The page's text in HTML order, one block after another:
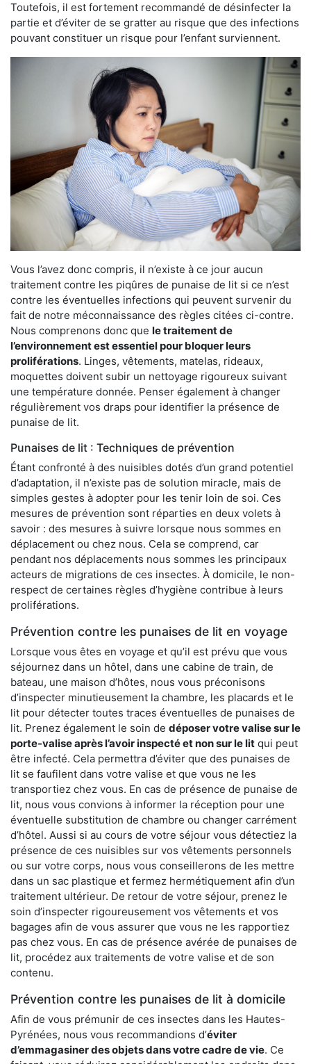
Toutefois, il est fortement recommandé de désinfecter la
partie et d’éviter de se gratter au risque que des infections
pouvant constituer un risque pour l’enfant surviennent.
Vous l’avez donc compris, il n’existe à ce jour aucun
traitement contre les piqûres de punaise de lit si ce n’est
contre les éventuelles infections qui peuvent survenir du
fait de notre méconnaissance des règles citées ci-contre.
Nous comprenons donc que le traitement de
l’environnement est essentiel pour bloquer leurs
proliférations. Linges, vêtements, matelas, rideaux,
moquettes doivent subir un nettoyage rigoureux suivant
une température donnée. Penser également à changer
régulièrement vos draps pour identifier la présence de
punaise de lit.
Punaises de lit : Techniques de prévention
Étant confronté à des nuisibles dotés d’un grand potentiel
d’adaptation, il n’existe pas de solution miracle, mais de
simples gestes à adopter pour les tenir loin de soi. Ces
mesures de prévention sont réparties en deux volets à
savoir : des mesures à suivre lorsque nous sommes en
déplacement ou chez nous. Cela se comprend, car
pendant nos déplacements nous sommes les principaux
acteurs de migrations de ces insectes. À domicile, le non-
respect de certaines règles d’hygiène contribue à leurs
proliférations.
Prévention contre les punaises de lit en voyage
Lorsque vous êtes en voyage et qu’il est prévu que vous
séjournez dans un hôtel, dans une cabine de train, de
bateau, une maison d’hôtes, nous vous préconisons
d’inspecter minutieusement la chambre, les placards et le
lit pour détecter toutes traces éventuelles de punaises de
lit. Prenez également le soin de déposer votre valise sur le
porte-valise après l’avoir inspecté et non sur le lit qui peut
être infecté. Cela permettra d’éviter que des punaises de
lit se faufilent dans votre valise et que vous ne les
transportiez chez vous. En cas de présence de punaise de
lit, nous vous convions à informer la réception pour une
éventuelle substitution de chambre ou changer carrément
d’hôtel. Aussi si au cours de votre séjour vous détectiez la
présence de ces nuisibles sur vos vêtements personnels
ou sur votre corps, nous vous conseillerons de les mettre
dans un sac plastique et fermez hermétiquement afin d’un
traitement ultérieur. De retour de votre séjour, prenez le
soin d’inspecter rigoureusement vos vêtements et vos
bagages afin de vous assurer que vous ne les rapportiez
pas chez vous. En cas de présence avérée de punaises de
lit, procédez aux traitements de votre valise et de son
contenu.
Prévention contre les punaises de lit à domicile
Afin de vous prémunir de ces insectes dans les Hautes-
Pyrénées, nous vous recommandions d’éviter
d’emmagasiner des objets dans votre cadre de vie. Ce